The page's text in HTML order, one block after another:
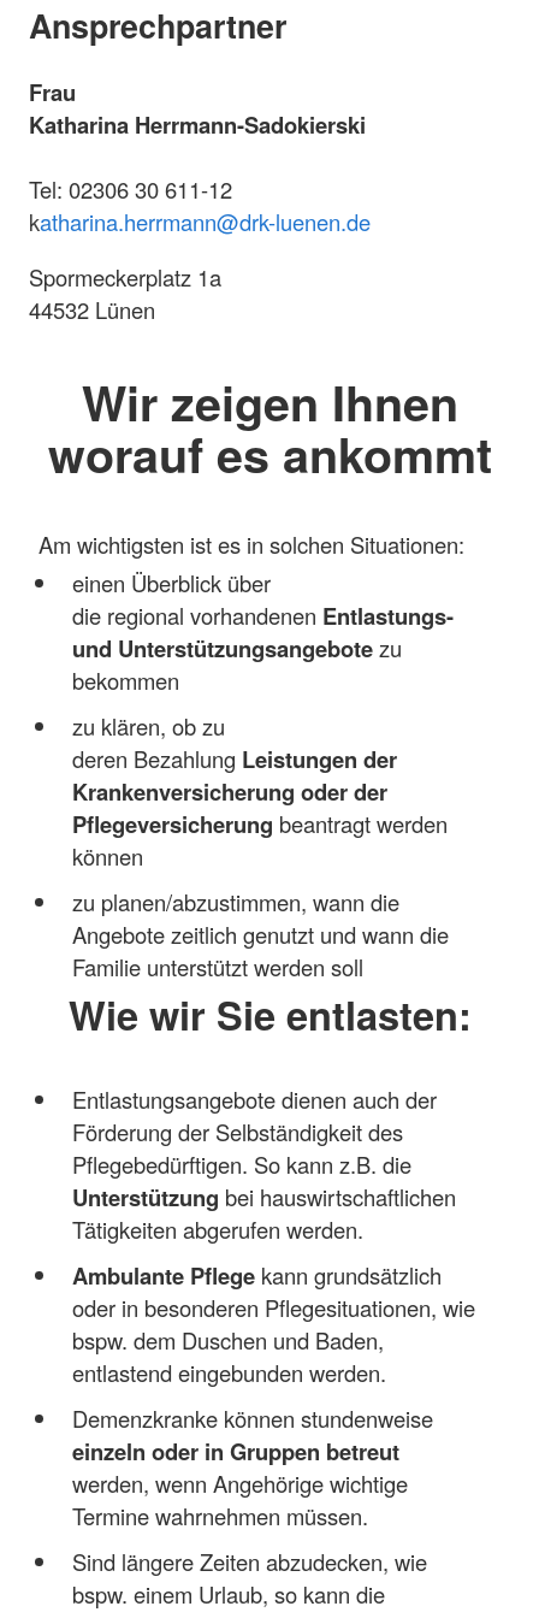
Ansprechpartner
Frau
Katharina Herrmann-Sadokierski
Tel: 02306 30 611-12
katharina.herrmann@drk-luenen.de
Spormeckerplatz 1a
44532 Lünen
Wir zeigen Ihnen
worauf es ankommt
Am wichtigsten ist es in solchen Situationen:
einen Überblick über
die regional vorhandenen Entlastungs-
und Unterstützungsangebotezu
bekommen
zu klären, ob zu
deren Bezahlung Leistungen der
Krankenversicherung oder der
Pflegeversicherung beantragt werden
können
zu planen/abzustimmen, wann die
Angebote zeitlich genutzt und wann die
Familie unterstützt werden soll
Wie wir Sie entlasten:
Entlastungsangebote dienen auch der
Förderung der Selbständigkeit des
Pflegebedürftigen. So kann z.B. die
Unterstützung bei hauswirtschaftlichen
Tätigkeiten abgerufen werden.
Ambulante Pflegekann grundsätzlich
oder in besonderen Pflegesituationen, wie
bspw. dem Duschen und Baden,
entlastend eingebunden werden.
Demenzkranke können stundenweise
einzeln oder in Gruppen betreut
werden, wenn Angehörige wichtige
Termine wahrnehmen müssen.
Sind längere Zeiten abzudecken, wie
bspw. einem Urlaub, so kann die